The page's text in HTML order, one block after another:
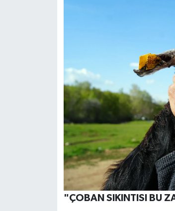
"ÇOBAN SIKINTISI BU